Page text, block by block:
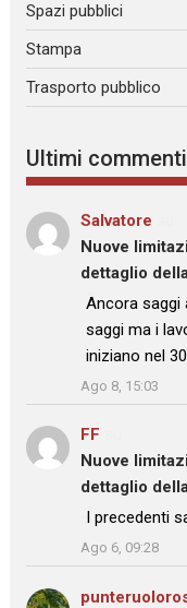
Spazi pubblici
Stampa
Trasporto pubblico
Ultimi commenti
Salvatore
Nuove
dettaglio
: “
Ancora saggi
saggi ma i
iniziano nel
”
Ago 8, 15:03
FF
Nuove
dettaglio
: “ I precedenti
Ago 6, 09:28